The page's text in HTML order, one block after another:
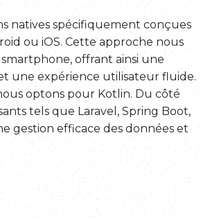
natives spécifiquement conçues
ou iOS. Cette approche nous
offrant ainsi une
une expérience utilisateur fluide.
optons pour Kotlin. Du côté
tels que Laravel, Spring Boot,
gestion efficace des données et